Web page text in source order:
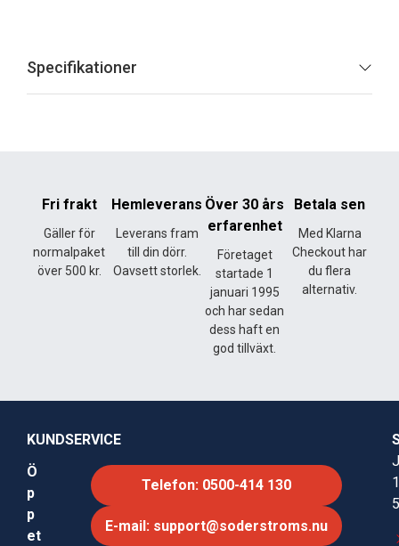
Specifikationer
Fri frakt
Gäller för
normalpaket
över 500 kr.
Hemleverans
Leverans fram
till din dörr.
Oavsett storlek.
Över 30 års
erfarenhet
Företaget
startade 1
januari 1995
och har sedan
dess haft en
god tillväxt.
Betala sen
Med Klarna
Checkout har
du flera
alternativ.
KUNDSERVICE
Ö
p
p
et
Telefon: 0500-414 130
E-mail: support@soderstroms.nu